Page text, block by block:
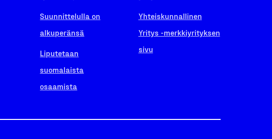
Suunnittelulla on
alkuperänsä
Liputetaan
suomalaista
osaamista
Yhteiskunnallinen
Yritys -merkkiyrityksen
sivu